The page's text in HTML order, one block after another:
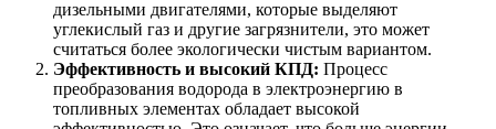
дизельными двигателями, которые выделяют
углекислый газ и другие загрязнители, это может
считаться более экологически чистым вариантом.
Эффективность и высокий КПД: Процесс
преобразования водорода в электроэнергию в
топливных элементах обладает высокой